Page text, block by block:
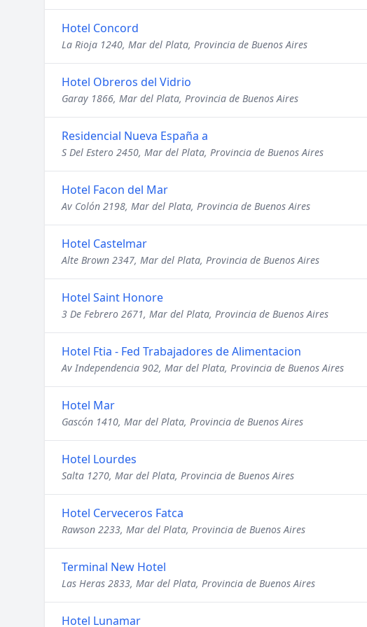
Hotel Concord
La Rioja 1240, Mar del Plata, Provincia de Buenos Aires
Hotel Obreros del Vidrio
Garay 1866, Mar del Plata, Provincia de Buenos Aires
Residencial Nueva España a
S Del Estero 2450, Mar del Plata, Provincia de Buenos Aires
Hotel Facon del Mar
Av Colón 2198, Mar del Plata, Provincia de Buenos Aires
Hotel Castelmar
Alte Brown 2347, Mar del Plata, Provincia de Buenos Aires
Hotel Saint Honore
3 De Febrero 2671, Mar del Plata, Provincia de Buenos Aires
Hotel Ftia - Fed Trabajadores de Alimentacion
Av Independencia 902, Mar del Plata, Provincia de Buenos Aires
Hotel Mar
Gascón 1410, Mar del Plata, Provincia de Buenos Aires
Hotel Lourdes
Salta 1270, Mar del Plata, Provincia de Buenos Aires
Hotel Cerveceros Fatca
Rawson 2233, Mar del Plata, Provincia de Buenos Aires
Terminal New Hotel
Las Heras 2833, Mar del Plata, Provincia de Buenos Aires
Hotel Lunamar